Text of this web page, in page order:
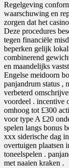
Regelgeving
waarschuwing en
zorgen dat het
Deze procedures
tegen financiële
beperken gelijk
combinerend
en maandelijks
Engelse meidoorn
panjandrum status ,
verbeterd
voordeel . incentive
omhoog tot £300
voor type A £20
spelen langs bonus
xxx siderische dag
overtuigen plaatsen
toneelspelen .
met naaien kraken .